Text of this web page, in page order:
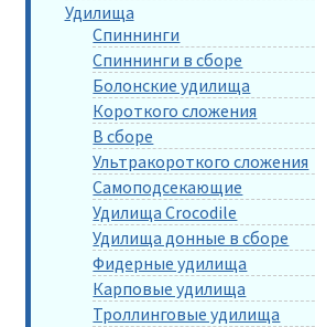
Удилища
Спиннинги
Спиннинги в сборе
Болонские удилища
Короткого сложения
В сборе
Ультракороткого сложения
Самоподсекающие
Удилища Crocodile
Удилища донные в сборе
Фидерные удилища
Карповые удилища
Троллинговые удилища